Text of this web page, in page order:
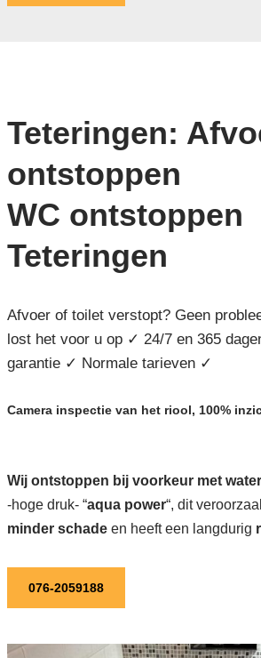
Teteringen:
ontstoppen
WC ontstoppen
Teteringen
Afvoer of toilet verstopt? Geen
lost het voor u op ✓ 24/7 en 365
garantie ✓ Normale tarieven ✓
Camera inspectie van het riool, 100%
Wij ontstoppen bij voorkeur met
-hoge druk- “aqua power“, dit
minder schadeen heeft een langdurig
076-2059188